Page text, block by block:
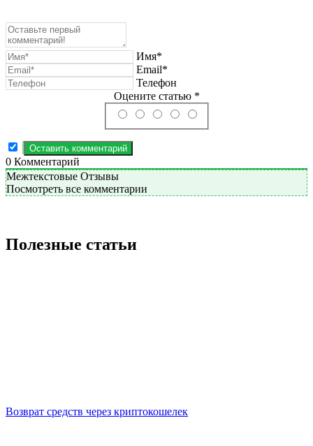
Имя*
Email*
Телефон
Оцените статью *
0 Комментарий
Межтекстовые Отзывы
Посмотреть все комментарии
Полезные статьи
Возврат средств через криптокошелек